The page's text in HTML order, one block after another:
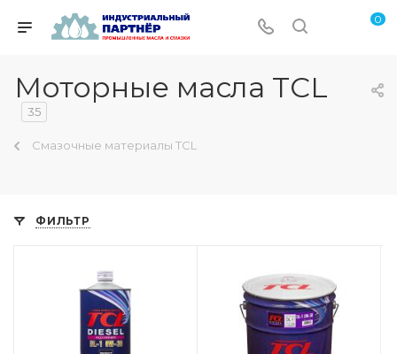
0
Моторные масла TCL
35
Смазочные материалы TCL
ФИЛЬТР